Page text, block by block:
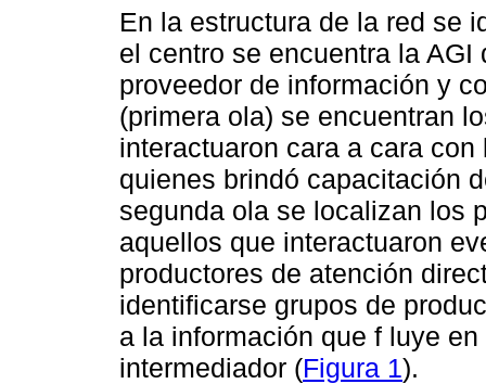
En la estructura de la red se
el centro se encuentra la
proveedor de información y
(primera ola) se encuentran
interactuaron cara a cara
quienes brindó capacitación
segunda ola se localizan los
aquellos que interactuaron
productores de atención
identificarse grupos de
a la información que f luye
intermediador (Figura 1).